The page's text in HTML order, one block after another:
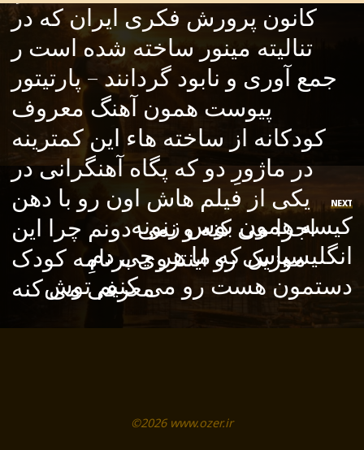
کانون پرورش فکری ایران که در
تنالیته مینور ساخته شده است ر
جمع آوری و نابود گردانند – پارتیتور
پیوست همون آهنگ معروف
کودکانه از ساخته هاء این کمترینه
در ماژورِ دو که پگاه آهنگرانی در
یکی از فیلم هاش اون رو با دهن
اجرا می کنه و نمی دونم چرا این
موزیک رو اینتروی برنامه کودک
معرفی می کنه
NEXT
کیسه همون بوس زنونه
انگلیسیاس که ما هر چی دمِ
دستمون هست رو می کنیم توش
©2026 www.ozer.ir